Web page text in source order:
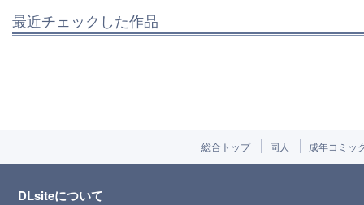
最近チェックした作品
総合トップ 同人 成年コミッ
DLsiteについて